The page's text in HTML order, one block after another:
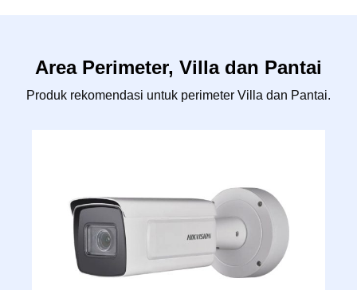
Area Perimeter, Villa dan Pantai
Produk rekomendasi untuk perimeter Villa dan Pantai.